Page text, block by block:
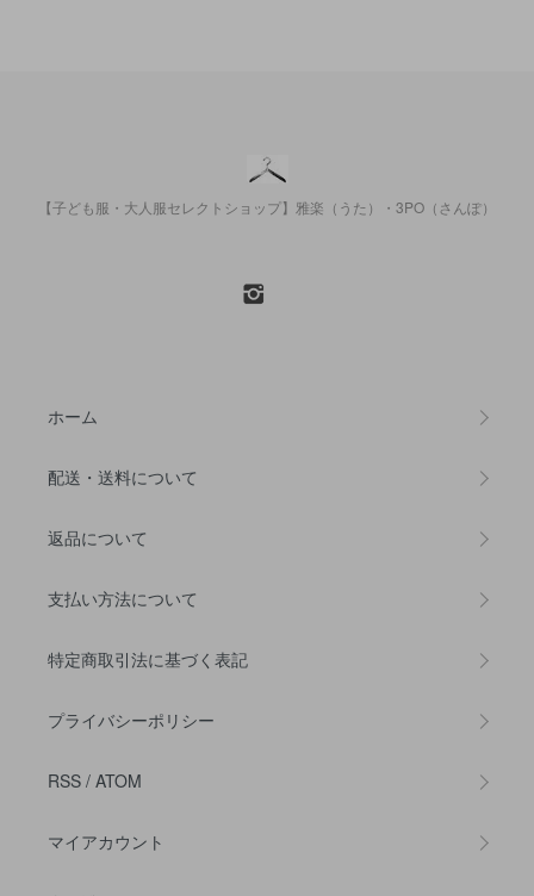
【子ども服・大人服セレクトショップ】雅楽（うた）・3PO（さんぽ）
ホーム
配送・送料について
返品について
支払い方法について
特定商取引法に基づく表記
プライバシーポリシー
RSS / ATOM
マイアカウント